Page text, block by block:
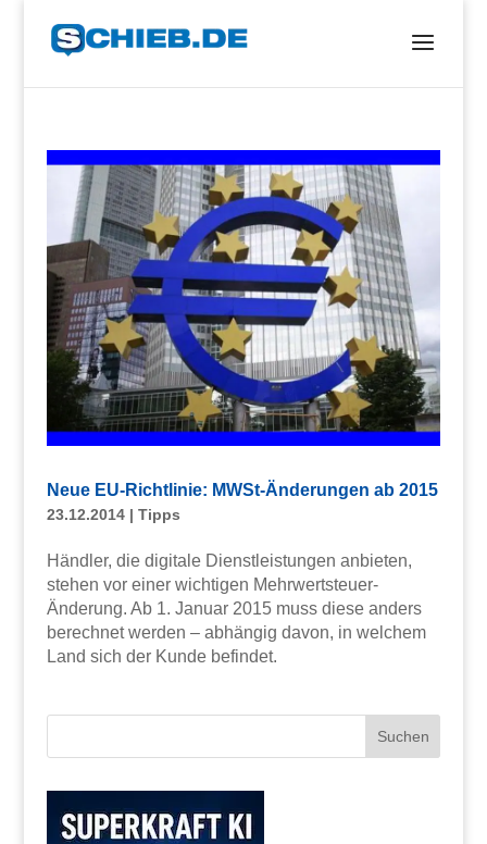
Neue EU-Richtlinie: MWSt-Änderungen ab 2015
23.12.2014| Tipps
Händler, die digitale Dienstleistungen anbieten,
stehen vor einer wichtigen Mehrwertsteuer-
Änderung. Ab 1. Januar 2015 muss diese anders
berechnet werden – abhängig davon, in welchem
Land sich der Kunde befindet.